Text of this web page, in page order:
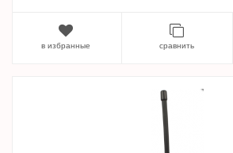
в избранные сравнить